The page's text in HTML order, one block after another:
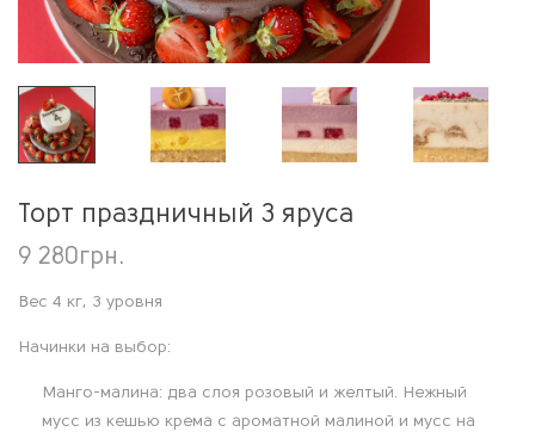
Торт праздничный 3 яруса
9 280грн.
Вес 4 кг, 3 уровня
Начинки на выбор:
Манго-малина: два слоя розовый и желтый. Нежный
мусс из кешью крема с ароматной малиной и мусс на